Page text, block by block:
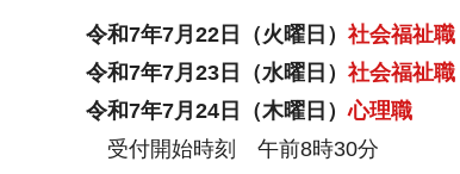
令和7年7月22日（火曜日） 社会福祉職
令和7年7月23日（水曜日） 社会福祉職
令和7年7月24日（木曜日）心理職
受付開始時刻 午前8時30分